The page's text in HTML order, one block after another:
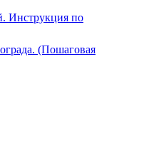
Инструкция по
(Пошаговая